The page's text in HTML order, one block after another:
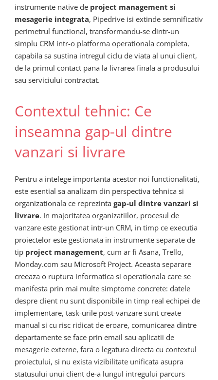
instrumente native de project management si
mesagerie integrata, Pipedrive isi extinde semnificativ
perimetrul functional, transformandu-se dintr-un
simplu CRM intr-o platforma operationala completa,
capabila sa sustina intregul ciclu de viata al unui client,
de la primul contact pana la livrarea finala a produsului
sau serviciului contractat.
Contextul tehnic: Ce
inseamna gap-ul dintre
vanzari si livrare
Pentru a intelege importanta acestor noi functionalitati,
este esential sa analizam din perspectiva tehnica si
organizationala ce reprezinta gap-ul dintre vanzari si
livrare. In majoritatea organizatiilor, procesul de
vanzare este gestionat intr-un CRM, in timp ce executia
proiectelor este gestionata in instrumente separate de
tip project management, cum ar fi Asana, Trello,
Monday.com sau Microsoft Project. Aceasta separare
creeaza o ruptura informatica si operationala care se
manifesta prin mai multe simptome concrete: datele
despre client nu sunt disponibile in timp real echipei de
implementare, task-urile post-vanzare sunt create
manual si cu risc ridicat de eroare, comunicarea dintre
departamente se face prin email sau aplicatii de
mesagerie externe, fara o legatura directa cu contextul
proiectului, si nu exista vizibilitate unificata asupra
statusului unui client de-a lungul intregului parcurs